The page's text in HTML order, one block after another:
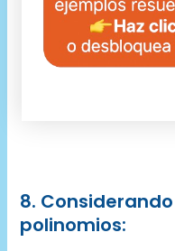
8.
polinomios: